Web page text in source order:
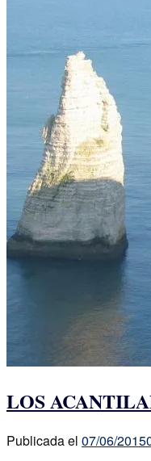
LOS
Publicada el 07/06/2015